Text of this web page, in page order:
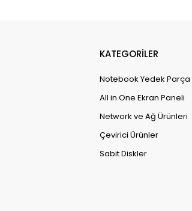
KATEGORİLER
Notebook Yedek Parça
All in One Ekran Paneli
Network ve Ağ Ürünleri
Çevirici Ürünler
Sabit Diskler